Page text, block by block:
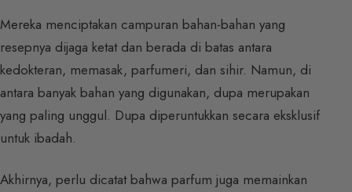
Mereka menciptakan campuran bahan-bahan yang
resepnya dijaga ketat dan berada di batas antara
kedokteran, memasak, parfumeri, dan sihir. Namun, di
antara banyak bahan yang digunakan, dupa merupakan
yang paling unggul. Dupa diperuntukkan secara eksklusif
untuk ibadah.
Akhirnya, perlu dicatat bahwa parfum juga memainkan